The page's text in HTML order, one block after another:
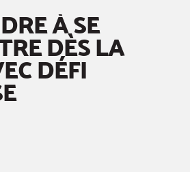
À SE
DÈS LA
DÉFI